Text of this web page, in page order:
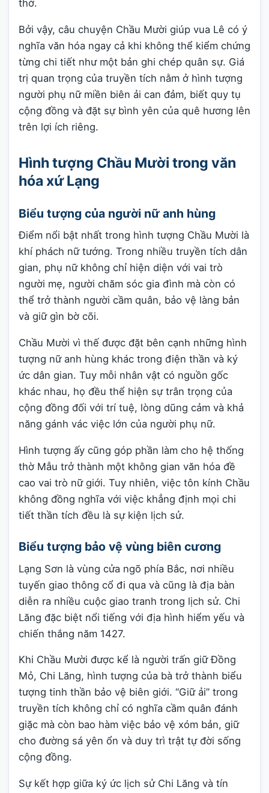
thờ.
Bởi vậy, câu chuyện Chầu Mười giúp vua Lê có ý
nghĩa văn hóa ngay cả khi không thể kiểm chứng
từng chi tiết như một bản ghi chép quân sự. Giá
trị quan trọng của truyền tích nằm ở hình tượng
người phụ nữ miền biên ải can đảm, biết quy tụ
cộng đồng và đặt sự bình yên của quê hương lên
trên lợi ích riêng.
Hình tượng Chầu Mười trong văn
hóa xứ Lạng
Biểu tượng của người nữ anh hùng
Điểm nổi bật nhất trong hình tượng Chầu Mười là
khí phách nữ tướng. Trong nhiều truyền tích dân
gian, phụ nữ không chỉ hiện diện với vai trò
người mẹ, người chăm sóc gia đình mà còn có
thể trở thành người cầm quân, bảo vệ làng bản
và giữ gìn bờ cõi.
Chầu Mười vì thế được đặt bên cạnh những hình
tượng nữ anh hùng khác trong điện thần và ký
ức dân gian. Tuy mỗi nhân vật có nguồn gốc
khác nhau, họ đều thể hiện sự trân trọng của
cộng đồng đối với trí tuệ, lòng dũng cảm và khả
năng gánh vác việc lớn của người phụ nữ.
Hình tượng ấy cũng góp phần làm cho hệ thống
thờ Mẫu trở thành một không gian văn hóa đề
cao vai trò nữ giới. Tuy nhiên, việc tôn kính Chầu
không đồng nghĩa với việc khẳng định mọi chi
tiết thần tích đều là sự kiện lịch sử.
Biểu tượng bảo vệ vùng biên cương
Lạng Sơn là vùng cửa ngõ phía Bắc, nơi nhiều
tuyến giao thông cổ đi qua và cũng là địa bàn
diễn ra nhiều cuộc giao tranh trong lịch sử. Chi
Lăng đặc biệt nổi tiếng với địa hình hiểm yếu và
chiến thắng năm 1427.
Khi Chầu Mười được kể là người trấn giữ Đồng
Mỏ, Chi Lăng, hình tượng của bà trở thành biểu
tượng tinh thần bảo vệ biên giới. “Giữ ải” trong
truyền tích không chỉ có nghĩa cầm quân đánh
giặc mà còn bao hàm việc bảo vệ xóm bản, giữ
cho đường sá yên ổn và duy trì trật tự đời sống
cộng đồng.
Sự kết hợp giữa ký ức lịch sử Chi Lăng và tín